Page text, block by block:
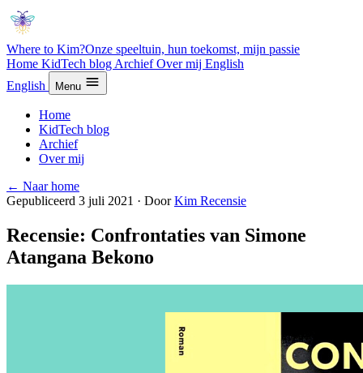
Where to Kim?Onze speeltuin, hun toekomst, mijn passie
Home KidTech blog ArchiefOver mij English
English
Menu
Home
KidTech blog
Archief
Over mij
← Naar home
Gepubliceerd 3 juli 2021 · DoorKim Recensie
Recensie: Confrontaties van Simone
Atangana Bekono